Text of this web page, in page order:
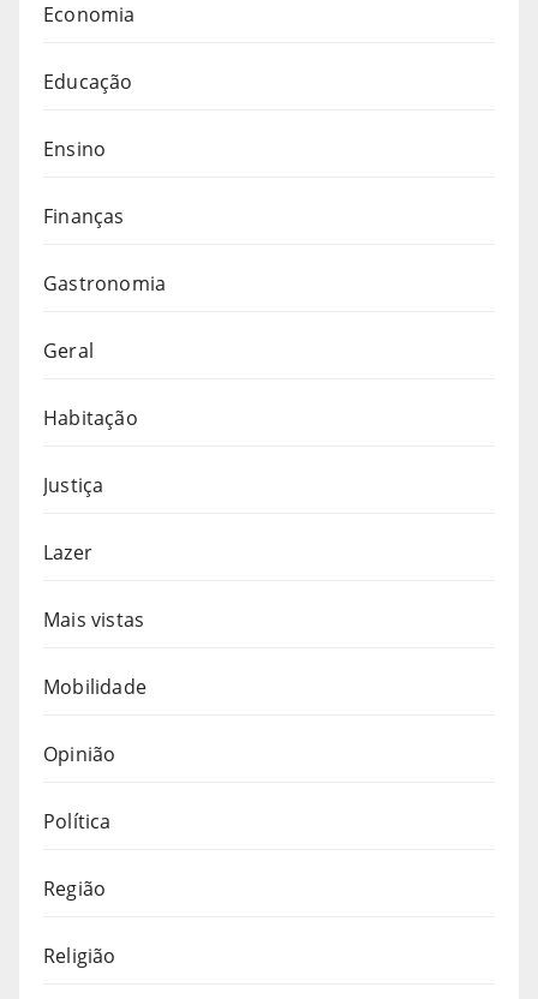
Economia
Educação
Ensino
Finanças
Gastronomia
Geral
Habitação
Justiça
Lazer
Mais vistas
Mobilidade
Opinião
Política
Região
Religião